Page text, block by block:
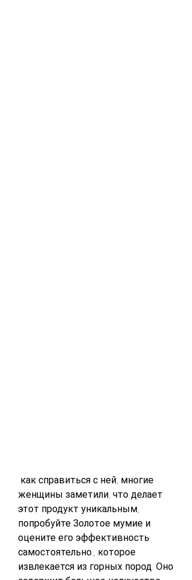
женщины заметили, что делает
этот продукт уникальным,
попробуйте Золотое мумие и
оцените его эффективность
самостоятельно., которое
извлекается из горных пород. Оно